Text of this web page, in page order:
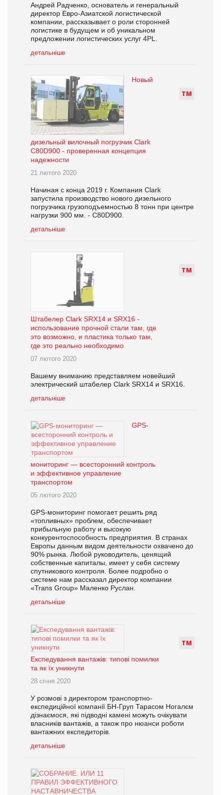
Андрей Радченко, основатель и генеральный
директор Евро-Азиатской логистической
компании, рассказывает о роли сторонней
логистике в будущем и об уникальном
предложении логистических услуг 4PL.
детальніше
ТМ
Новый
дизельный вилочный погрузчик Clark
C80D900 - проверенная концепция
надежности
21 лютого 2020
Начиная с конца 2019 г. Компания Clark
запустила производство нового дизельного
погрузчика грузоподъемностью 8 тонн при центре
нагрузки 900 мм. - C80D900.
детальніше
ТМ
Штабелер Clark SRX14 и SRX16 -
использование прочной стали там, где
это возможно, и пластика только там,
где это реально необходимо
07 лютого 2020
Вашему вниманию представляем новейший
электрический штабелер Clark SRX14 и SRX16.
детальніше
GPS-
мониторинг — всесторонний контроль
и эффективное управление
транспортом
05 лютого 2020
GPS-мониторинг помогает решить ряд
«топливных» проблем, обеспечивает
прибыльную работу и высокую
конкурентоспособность предприятия. В странах
Европы данным видом деятельности охвачено до
90% рынка. Любой руководитель, ценящий
собственные капиталы, имеет у себя систему
спутникового контроля. Более подробно о
системе нам рассказал директор компании
«Trans Group» Маленко Руслан.
детальніше
ТМ
Експедування вантажів: типові помилки
та як їх уникнути
28 січня 2020
У розмові з директором транспортно-
експедиційної компанії БН-Груп Тарасом Ногалєм
дізнаємося, які підводні камені можуть очікувати
власників вантажів, а також про нюанси роботи
вантажних експедиторів.
детальніше